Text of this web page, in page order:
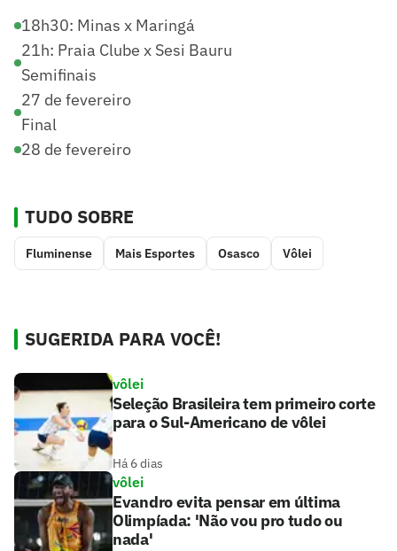
18h30: Minas x Maringá
21h: Praia Clube x Sesi Bauru
Semifinais
27 de fevereiro
Final
28 de fevereiro
TUDO SOBRE
Fluminense Mais Esportes Osasco Vôlei
SUGERIDA PARA VOCÊ!
vôlei
Seleção Brasileira tem primeiro corte
para o Sul-Americano de vôlei
Há 6 dias
vôlei
Evandro evita pensar em última
Olimpíada: 'Não vou pro tudo ou
nada'